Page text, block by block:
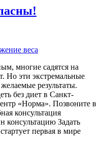
веса
многие садятся на
Но эти экстремальные
результаты.
без диет в Санкт-
«Норма». Позвоните в
консультация
консультацию Задать
первая в мире